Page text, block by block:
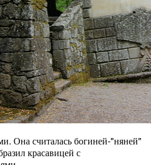
Она считалась богиней-"няней"
красавицей с